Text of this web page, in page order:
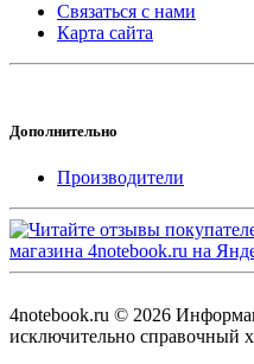
Связаться с нами
Карта сайта
Дополнительно
Производители
4notebook.ru © 2026
исключительно справочный